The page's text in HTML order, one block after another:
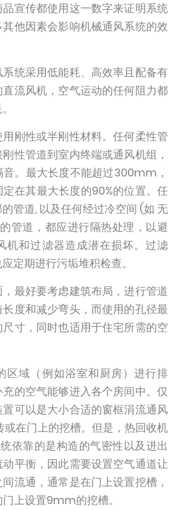
宣传都使用这一数字来证明系统
他因素会影响机械通风系统的效
统采用低能耗、高效率且配备有
流风机，空气运动的任何阻力都
刚性或半刚性材料。任何柔性管
性管道到室内终端或通风机组，
。最大长度不能超过300mm，
在其最大长度的90%的位置。任
管道, 以及任何经过冷空间 (如 无
管道，都应进行隔热处理，以避
机和过滤器造成潜在损坏。过滤
定期进行污垢堆积检查。
最好要考虑建筑布局，进行管道
度和减少弯头，而使用的孔径最
寸，同时也适用于住宅所需的空
区域（例如浴室和厨房）进行排
的空气能够进入各个房间中。仅
可以是大小合适的窗框涓流通风
或在门上的挖槽。但是，热回收机
依靠的是构造的气密性以及进出
平衡，因此需要设置空气通道让
流通，通常是在门上设置挖槽，
上设置9mm的挖槽。